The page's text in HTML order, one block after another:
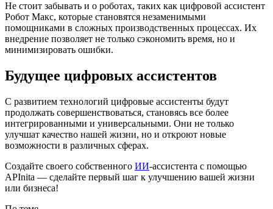
Не стоит забывать и о роботах, таких как цифровой ассистент
Робот Макс, которые становятся незаменимыми
помощниками в сложных производственных процессах. Их
внедрение позволяет не только сэкономить время, но и
минимизировать ошибки.
Будущее цифровых ассистентов
С развитием технологий цифровые ассистенты будут
продолжать совершенствоваться, становясь все более
интегрированными и универсальными. Они не только
улучшат качество нашей жизни, но и откроют новые
возможности в различных сферах.
Создайте своего собственного ИИ-ассистента с помощью
APInita — сделайте первый шаг к улучшению вашей жизни
или бизнеса!